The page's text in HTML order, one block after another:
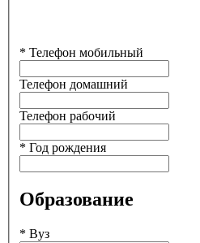
* Телефон мобильный
Телефон домашний
Телефон рабочий
* Год рождения
Образование
* Вуз